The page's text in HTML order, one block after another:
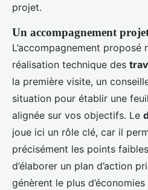
projet.
Un accompagnement
L’accompagnement proposé
réalisation technique des
la première visite, un
situation pour établir une
alignée sur vos objectifs. Le
joue ici un rôle clé, car il
précisément les points
d’élaborer un plan d’action
génèrent le plus